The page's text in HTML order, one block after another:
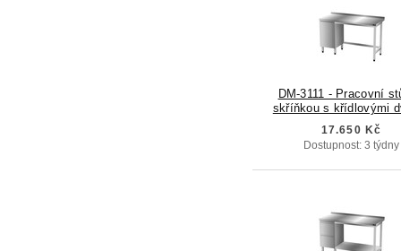
DM-3111 - Pracovní
skříňkou s křídlovými
17.650 Kč
Dostupnost: 3 týdny